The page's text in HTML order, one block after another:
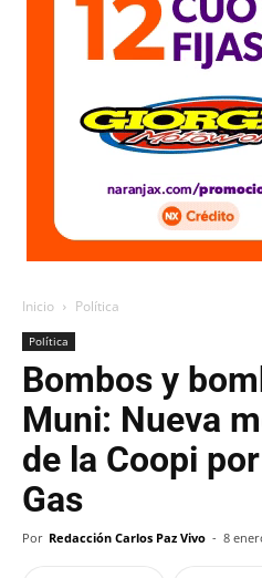
Inicio Política
Política
Bombos y
Muni: Nueva
de la Coopi
Gas
Por Redacción Carlos Paz Vivo - 8